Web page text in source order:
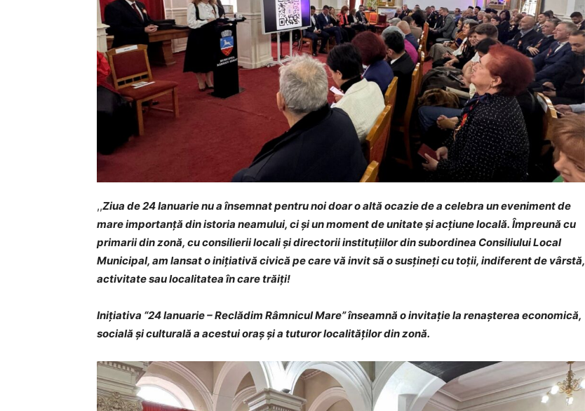
,,Ziua de 24 Ianuarie nu a însemnat pentru noi doar o altă ocazie de a celebra un eveniment de
mare importanță din istoria neamului, ci și un moment de unitate și acțiune locală. Împreună cu
primarii din zonă, cu consilierii locali și directorii instituțiilor din subordinea Consiliului Local
Municipal, am lansat o inițiativă civică pe care vă invit să o susțineți cu toții, indiferent de vârstă,
activitate sau localitatea în care trăiți!
Inițiativa “24 Ianuarie – Reclădim Râmnicul Mare” înseamnă o invitație la renașterea economică,
socială și culturală a acestui oraș și a tuturor localităților din zonă.